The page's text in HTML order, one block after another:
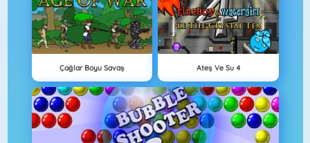
Çağlar Boyu Savaş Ateş Ve Su 4